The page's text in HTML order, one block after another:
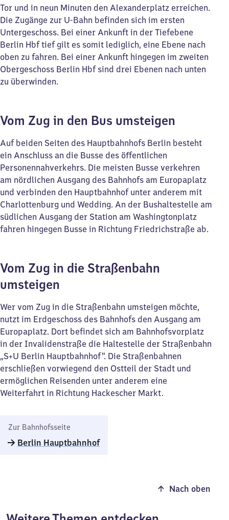
Tor und in neun Minuten den Alexanderplatz erreichen.
Die Zugänge zur U-Bahn befinden sich im ersten
Untergeschoss. Bei einer Ankunft in der Tiefebene
Berlin Hbf tief gilt es somit lediglich, eine Ebene nach
oben zu fahren. Bei einer Ankunft hingegen im zweiten
Obergeschoss Berlin Hbf sind drei Ebenen nach unten
zu überwinden.
Vom Zug in den Bus umsteigen
Auf beiden Seiten des Hauptbahnhofs Berlin besteht
ein Anschluss an die Busse des öffentlichen
Personennahverkehrs. Die meisten Busse verkehren
am nördlichen Ausgang des Bahnhofs am Europaplatz
und verbinden den Hauptbahnhof unter anderem mit
Charlottenburg und Wedding. An der Bushaltestelle am
südlichen Ausgang der Station am Washingtonplatz
fahren hingegen Busse in Richtung Friedrichstraße ab.
Vom Zug in die Straßenbahn
umsteigen
Wer vom Zug in die Straßenbahn umsteigen möchte,
nutzt im Erdgeschoss des Bahnhofs den Ausgang am
Europaplatz. Dort befindet sich am Bahnhofsvorplatz
in der Invalidenstraße die Haltestelle der Straßenbahn
„S+U Berlin Hauptbahnhof”. Die Straßenbahnen
erschließen vorwiegend den Ostteil der Stadt und
ermöglichen Reisenden unter anderem eine
Weiterfahrt in Richtung Hackescher Markt.
Zur Bahnhofsseite
Berlin Hauptbahnhof
Nach oben